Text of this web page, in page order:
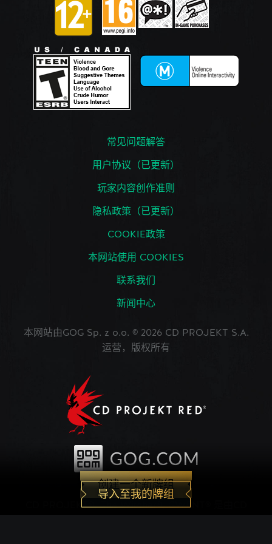
创建一个新牌组
导入至我的牌组
常见问题解答
用户协议（已更新）
玩家内容创作准则
隐私政策（已更新）
COOKIE政策
本网站使用 COOKIES
联系我们
新闻中心
本网站由GOG Sp. z o.o. © 2026 CD PROJEKT S.A.
运营，版权所有
CD PROJEKT®, The Witcher®, GWENT® 是由CD